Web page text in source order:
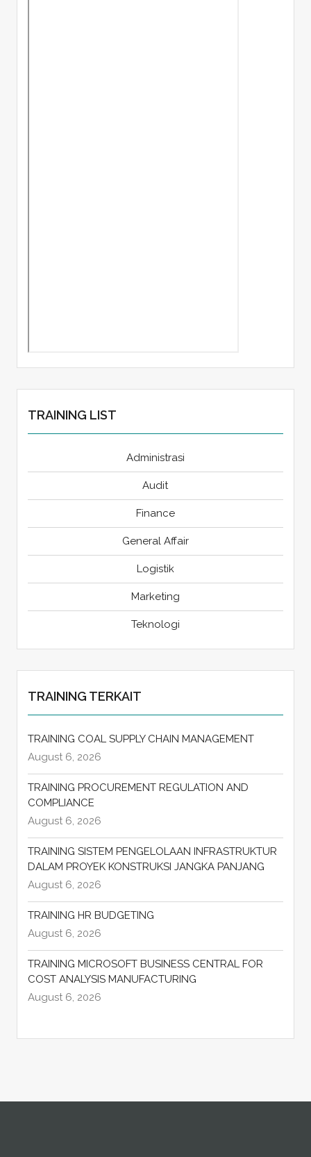
TRAINING LIST
Administrasi
Audit
Finance
General Affair
Logistik
Marketing
Teknologi
TRAINING TERKAIT
TRAINING COAL SUPPLY CHAIN MANAGEMENT
August 6, 2026
TRAINING PROCUREMENT REGULATION AND
COMPLIANCE
August 6, 2026
TRAINING SISTEM PENGELOLAAN INFRASTRUKTUR
DALAM PROYEK KONSTRUKSI JANGKA PANJANG
August 6, 2026
TRAINING HR BUDGETING
August 6, 2026
TRAINING MICROSOFT BUSINESS CENTRAL FOR
COST ANALYSIS MANUFACTURING
August 6, 2026